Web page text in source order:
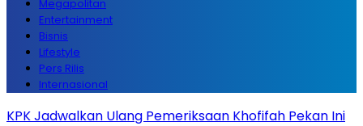
Megapolitan
Entertainment
Bisnis
Lifestyle
Pers Rilis
Internasional
KPK Jadwalkan Ulang Pemeriksaan Khofifah Pekan Ini